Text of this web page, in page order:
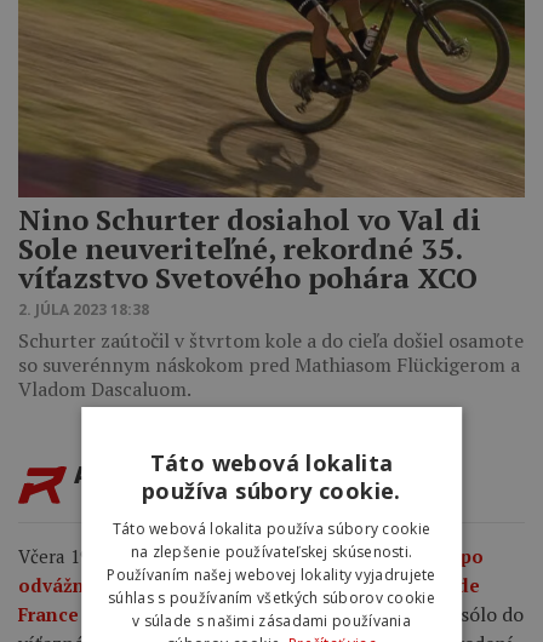
Nino Schurter dosiahol vo Val di
Sole neuveriteľné, rekordné 35.
víťazstvo Svetového pohára XCO
2. JÚLA 2023 18:38
Schurter zaútočil v štvrtom kole a do cieľa došiel osamote
so suverénnym náskokom pred Mathiasom Flückigerom a
Vladom Dascaluom.
AKTUALITY
Včera 19:04
Demi Vollering ide do žltého dresu po
odvážnom útoku a víťazstve v ôsmej etape Tour de
France Femmes. Vollering dotiahla 6-kilometrové sólo do
Táto webová lokalita
používa súbory cookie.
Táto webová lokalita používa súbory cookie
na zlepšenie používateľskej skúsenosti.
Používaním našej webovej lokality vyjadrujete
súhlas s používaním všetkých súborov cookie
v súlade s našimi zásadami používania